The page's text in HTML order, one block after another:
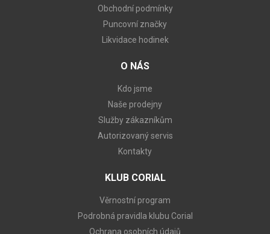
Obchodní podmínky
Puncovní značky
Likvidace hodinek
O NÁS
Kdo jsme
Naše prodejny
Služby zákazníkům
Autorizovaný servis
Kontakty
KLUB CORIAL
Věrnostní program
Podrobná pravidla klubu Corial
Ochrana osobních údajů